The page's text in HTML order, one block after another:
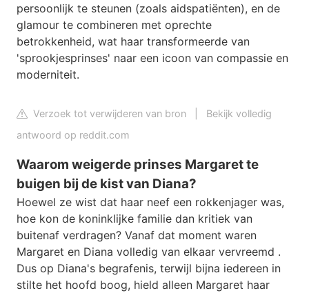
persoonlijk te steunen (zoals aidspatiënten), en de
glamour te combineren met oprechte
betrokkenheid, wat haar transformeerde van
'sprookjesprinses' naar een icoon van compassie en
moderniteit.
Verzoek tot verwijderen van bron
Bekijk volledig
antwoord op reddit.com
Waarom weigerde prinses Margaret te
buigen bij de kist van Diana?
Hoewel ze wist dat haar neef een rokkenjager was,
hoe kon de koninklijke familie dan kritiek van
buitenaf verdragen? Vanaf dat moment waren
Margaret en Diana volledig van elkaar vervreemd .
Dus op Diana's begrafenis, terwijl bijna iedereen in
stilte het hoofd boog, hield alleen Margaret haar